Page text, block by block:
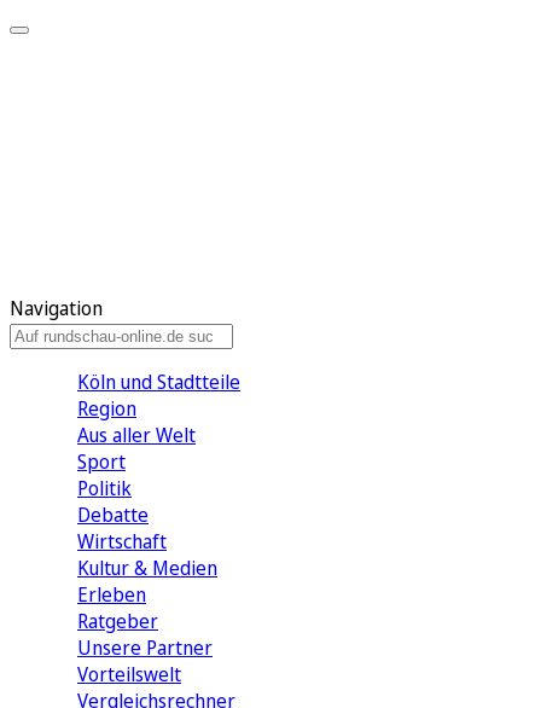
Navigation
Köln und Stadtteile
Region
Aus aller Welt
Sport
Politik
Debatte
Wirtschaft
Kultur & Medien
Erleben
Ratgeber
Unsere Partner
Vorteilswelt
Vergleichsrechner